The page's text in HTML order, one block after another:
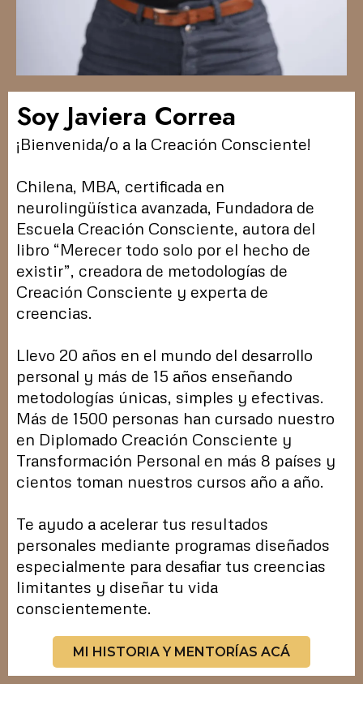
Soy Javiera Correa
¡Bienvenida/o a la Creación Consciente!
Chilena, MBA, certificada en
neurolingüística avanzada, Fundadora de
Escuela Creación Consciente, autora del
libro “Merecer todo solo por el hecho de
existir”, creadora de metodologías de
Creación Consciente y experta de
creencias.
Llevo 20 años en el mundo del desarrollo
personal y más de 15 años enseñando
metodologías únicas, simples y efectivas.
Más de 1500 personas han cursado nuestro
en Diplomado Creación Consciente y
Transformación Personal en más 8 países y
cientos toman nuestros cursos año a año.
Te ayudo a acelerar tus resultados
personales mediante programas diseñados
especialmente para desafiar tus creencias
limitantes y diseñar tu vida
conscientemente.
MI HISTORIA Y MENTORÍAS ACÁ